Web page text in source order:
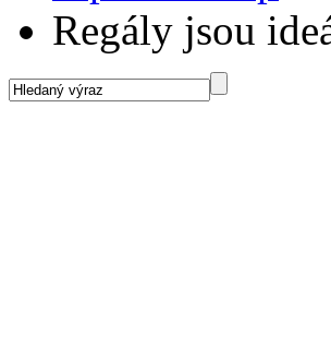
Regály jsou